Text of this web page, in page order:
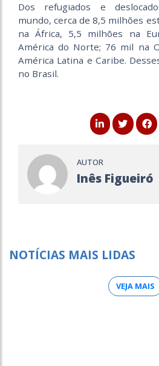
Dos refugiados e
mundo, cerca de 8,5 milhões
na África, 5,5 milhões na
América do Norte; 76 mil na
América Latina e Caribe.
no Brasil.
AUTOR
Inês Figueiró
NOTÍCIAS MAIS LIDAS
VEJA MAIS